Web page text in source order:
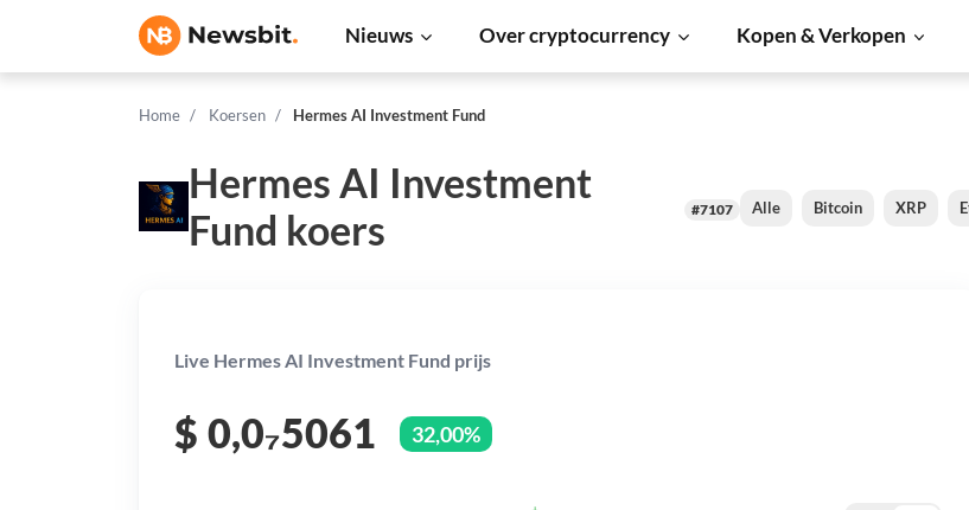
Nieuws Over cryptocurrency Kopen & Verkopen
Home Koersen Hermes AI Investment Fund
Hermes AI Investment
Fund koers
#7107 Alle Bitcoin XRP
Live Hermes AI Investment Fund prijs
$ 0,0₇5061 32,00%